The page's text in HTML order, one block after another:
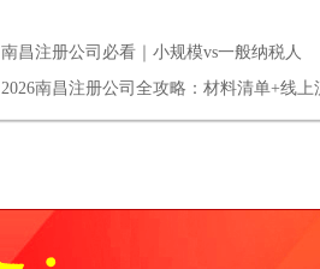
南昌注册公司必看｜小规模vs一般纳税人
2026南昌注册公司全攻略：材料清单+线上